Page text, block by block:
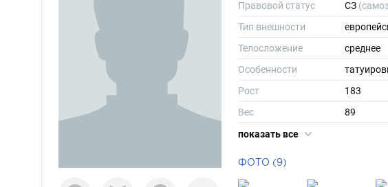
Правовой статус
СЗ
Тип внешности
Телосложение
среднее
Особенности
Рост
183
Вес
89
Размер одежды
показать все
ФОТО (9)